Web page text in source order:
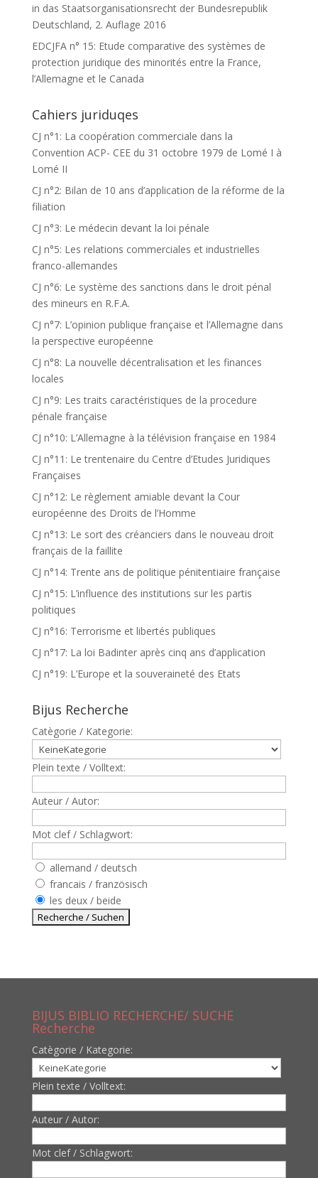
in das Staatsorganisationsrecht der Bundesrepublik
Deutschland, 2. Auflage 2016
EDCJFA n° 15: Etude comparative des systèmes de
protection juridique des minorités entre la France,
l’Allemagne et le Canada
Cahiers juriduqes
CJ n°1: La coopération commerciale dans la
Convention ACP- CEE du 31 octobre 1979 de Lomé I à
Lomé II
CJ n°2: Bilan de 10 ans d’application de la réforme de la
filiation
CJ n°3: Le médecin devant la loi pénale
CJ n°5: Les relations commerciales et industrielles
franco-allemandes
CJ n°6: Le système des sanctions dans le droit pénal
des mineurs en R.F.A.
CJ n°7: L’opinion publique française et l’Allemagne dans
la perspective européenne
CJ n°8: La nouvelle décentralisation et les finances
locales
CJ n°9: Les traits caractéristiques de la procedure
pénale française
CJ n°10: L’Allemagne à la télévision française en 1984
CJ n°11: Le trentenaire du Centre d’Etudes Juridiques
Françaises
CJ n°12: Le règlement amiable devant la Cour
européenne des Droits de l’Homme
CJ n°13: Le sort des créanciers dans le nouveau droit
français de la faillite
CJ n°14: Trente ans de politique pénitentiaire française
CJ n°15: L’influence des institutions sur les partis
politiques
CJ n°16: Terrorisme et libertés publiques
CJ n°17: La loi Badinter après cinq ans d’application
CJ n°19: L’Europe et la souveraineté des Etats
Bijus Recherche
Catègorie / Kategorie:
Plein texte / Volltext:
Auteur / Autor:
Mot clef / Schlagwort:
allemand / deutsch
francais / französisch
les deux / beide
BIJUS BIBLIO RECHERCHE/ SUCHE
Recherche
Catègorie / Kategorie:
Plein texte / Volltext:
Auteur / Autor:
Mot clef / Schlagwort: